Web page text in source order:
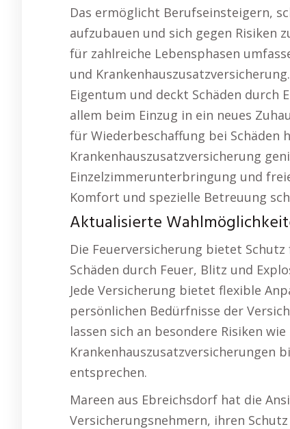
Das ermöglicht Berufseinsteigern,
aufzubauen und sich gegen Risiken
für zahlreiche Lebensphasen
und
Eigentum und deckt Schäden durch
allem beim Einzug in ein neues
für Wiederbeschaffung bei Schäden
Krankenhauszusatzversicherung
Einzelzimmerunterbringung und
Komfort und spezielle Betreuung
Aktualisierte
Die Feuerversicherung bietet
Schäden durch Feuer, Blitz und
Jede Versicherung bietet flexible
persönlichen Bedürfnisse der
lassen sich an besondere Risiken
Krankenhauszusatzversicherungen
entsprechen.
Mareen aus Ebreichsdorf hat die
Versicherungsnehmern, ihren